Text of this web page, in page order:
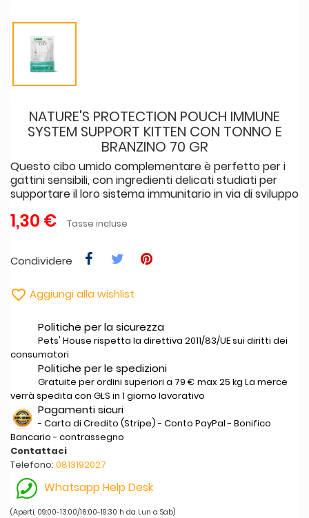
NATURE'S PROTECTION POUCH IMMUNE
SYSTEM SUPPORT KITTEN CON TONNO E
BRANZINO 70 GR
Questo cibo umido complementare è perfetto per i
gattini sensibili, con ingredienti delicati studiati per
supportare il loro sistema immunitario in via di sviluppo
1,30 € Tasse incluse
Condividere
 Aggiungi alla wishlist
Politiche per la sicurezza
Pets' House rispetta la direttiva 2011/83/UE sui diritti dei
consumatori
Politiche per le spedizioni
Gratuite per ordini superiori a 79 € max 25 kg La merce
verrà spedita con GLS in 1 giorno lavorativo
Pagamenti sicuri
- Carta di Credito (Stripe) - Conto PayPal - Bonifico
Bancario - contrassegno
Contattaci
Telefono: 0813192027
Whatsapp Help Desk
(Aperti, 09:00-13:00/16:00-19:30 h da Lun a Sab)